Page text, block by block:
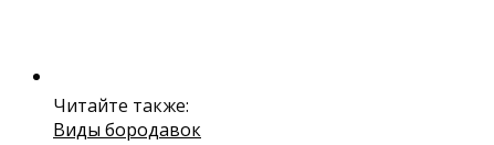
Читайте также:
Виды бородавок